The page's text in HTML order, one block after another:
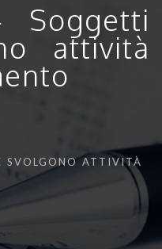
Soggetti
attività
SVOLGONO ATTIVITÀ